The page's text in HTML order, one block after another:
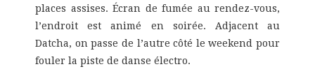
places assises. Écran de fumée au rendez-vous,
l’endroit est animé en soirée. Adjacent au
Datcha, on passe de l’autre côté le weekend pour
fouler la piste de danse électro.